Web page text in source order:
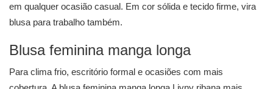
em qualquer ocasião casual. Em cor sólida e tecido firme, vira
blusa para trabalho também.
Blusa feminina manga longa
Para clima frio, escritório formal e ocasiões com mais